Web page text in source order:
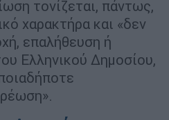
τονίζεται, πάντως,
χαρακτήρα και «δεν
επαλήθευση ή
Ελληνικού Δημοσίου,